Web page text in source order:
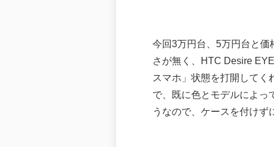
今回3万円台、5万円台と
さが無く、HTC Desire
スマホ」状態を打開してく
で、既に色とモデルによっ
うなので、ケースを付けず